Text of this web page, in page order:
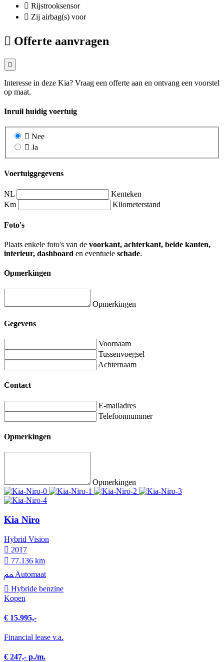
Rijstrooksensor
Zij airbag(s) voor
Offerte aanvragen
Interesse in deze Kia? Vraag een offerte aan en ontvang een voorstel
op maat.
Inruil huidig voertuig
Nee
Ja
Voertuiggegevens
NL
Kenteken
Km
Kilometerstand
Foto's
Plaats enkele foto's van de voorkant, achterkant, beide kanten,
interieur, dashboard en eventuele schade.
Opmerkingen
Opmerkingen
Gegevens
Voornaam
Tussenvoegsel
Achternaam
Contact
E-mailadres
Telefoonnummer
Opmerkingen
Opmerkingen
Kia Niro
Hybrid Vision
2017
77.136 km
Automaat
Hybride benzine
Kopen
€ 15.995,-
Financial lease v.a.
€ 247,- p./m.